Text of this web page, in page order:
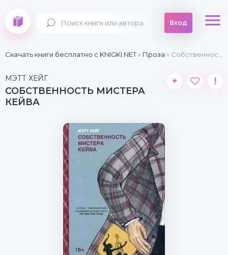
Вход
Скачать книги бесплатно c KNIGKI.NET» Проза » Собственность мистера Кейва
МЭТТ ХЕЙГ
СОБСТВЕННОСТЬ МИСТЕРА
КЕЙВА
+ !